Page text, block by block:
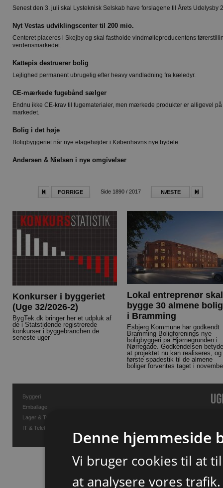
Senest den 3. juli skal Lysteknisk Selskab have forslagene til Årets Udelysby
Nyt Vestas udviklingscenter til 200 mio.
Centeret placeres i Skejby og skal fastholde vindmølleproducentens
verdensmarkedet.
Kattepis destruerer bolig
Lejlighed permanent ubrugelig efter heavy vandladning fra kæledyr.
CE-mærkede fugebånd sælger
Endnu ikke CE-krav til fugematerialer, men mærkede produkter er alligevel på
markedet.
Bolig i det høje
Boligbyggeriet når nye etagehøjder i Københavns nye bydele.
Andersen & Nielsen i nye omgivelser
FORRIGE Side 1890 / 2017 NÆSTE
Konkurser i byggeriet
(Uge 32/2026-2)
BygTek.dk bringer her et udpluk af
de i Statstidende registrerede
konkurser i byggebranchen de
seneste uger
Lokal entreprenør skal
bygge 30 almene
i Bramming
Esbjerg Kommune har godkendt
Bramming Boligforenings nye
boligbyggeri på Hjørnegrunden i
Nørregade. Godkendelsen
at projektet nu kan realiseres, og
første spadestik til de almene
boliger forventes taget i
Byggeri
Emballage
Lager & Transport
IT & TelekommunikationDenne hjemmeside
Vi bruger cookies til at
at analysere vores